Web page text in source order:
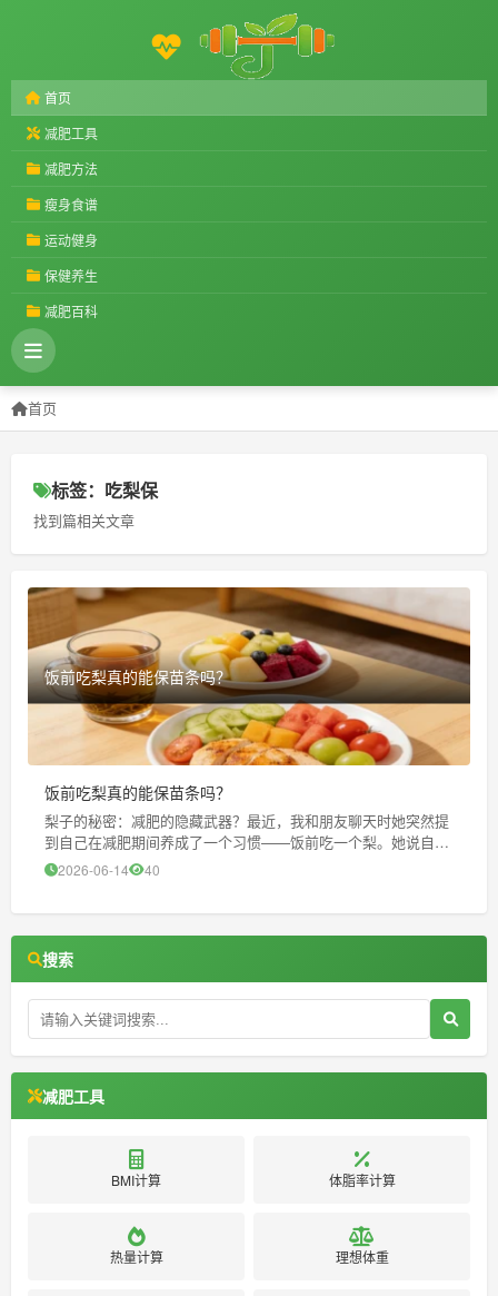
首页
减肥工具
减肥方法
瘦身食谱
运动健身
保健养生
减肥百科
首页
标签：吃梨保
找到篇相关文章
饭前吃梨真的能保苗条吗？
饭前吃梨真的能保苗条吗？
梨子的秘密：减肥的隐藏武器？最近，我和朋友聊天时她突然提
到自己在减肥期间养成了一个习惯——饭前吃一个梨。她说自从
这样做之后不仅体重降了下来就连整体的健康状况也好了很多。
原来小丑是我。 我听后很感兴趣，主要原因是我一直听说梨子对
2026-06-14 40
搜索
减肥工具
BMI计算 体脂率计算
热量计算 理想体重